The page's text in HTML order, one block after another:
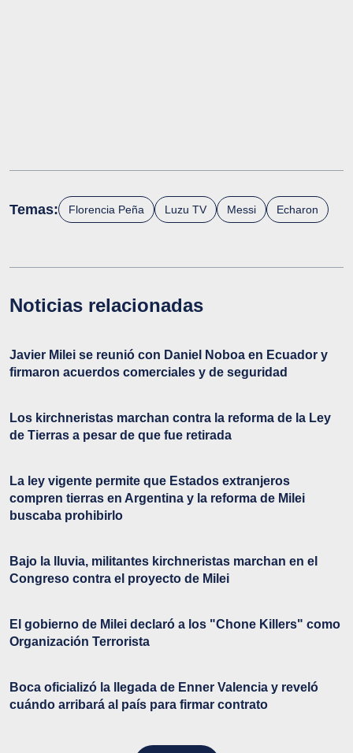
Temas: Florencia Peña Luzu TV Messi Echaron
Noticias relacionadas
Javier Milei se reunió con Daniel Noboa en Ecuador y
firmaron acuerdos comerciales y de seguridad
Los kirchneristas marchan contra la reforma de la Ley
de Tierras a pesar de que fue retirada
La ley vigente permite que Estados extranjeros
compren tierras en Argentina y la reforma de Milei
buscaba prohibirlo
Bajo la lluvia, militantes kirchneristas marchan en el
Congreso contra el proyecto de Milei
El gobierno de Milei declaró a los "Chone Killers" como
Organización Terrorista
Boca oficializó la llegada de Enner Valencia y reveló
cuándo arribará al país para firmar contrato